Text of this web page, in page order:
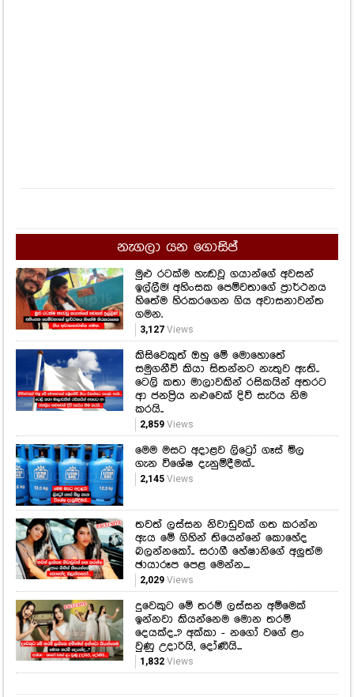
නැගලා යන ගොසිප්
මුළු රටක්ම හැඬවූ ගයාන්ගේ අවසන්
ඉල්ලීම! අහිංසක පෙම්වතාගේ ප්‍රාර්ථනය
හිතේම හිරකරගෙන ගිය අවාසනාවන්ත
ගමන.
3,127Views
කිසිවෙකුත් ඔහු මේ මොහොතේ
සමුගනීවි කියා සිතන්නට නැතුව ඇති..
ටෙලි කතා මාලාවකින් රසිකයින් අතරට
ආ ජනප්‍රිය නළුවෙක් දිවි සැරිය නිම
කරයි..
2,859Views
මෙම මසට අදාළව ලිට්‍රෝ ගෑස් මිල
ගැන විශේෂ දැනුම්දීමක්..
2,145Views
තවත් ලස්සන නිවාඩුවක් ගත කරන්න
ඇය මේ ගිහින් තියෙන්නේ කොහේද
බලන්නකෝ.. සරාගී හේෂානිගේ අලුත්ම
ඡායාරූප පෙළ මෙන්න....
2,029Views
දුවෙකුට මේ තරම් ලස්සන අම්මෙක්
ඉන්නවා කියන්නෙම මොන තරම්
දෙයක්ද..? අක්කා - නගෝ වගේ ළං
වුණු උදාරියි, දෝණියි...
1,832Views